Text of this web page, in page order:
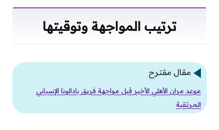
ترتيب المواجهة وتوقيتها
مقال مقترح
موعد مران الأهلي الأخير قبل مواجهة فريق بادالونا الإسباني
المرتقبة